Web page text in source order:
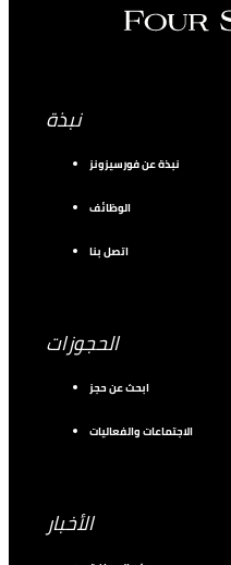
نبذة
نبذة عن فورسيزونز
الوظائف
اتصل بنا
الحجوزات
ابحث عن حجز
الاجتماعات والفعاليات
الأخبار